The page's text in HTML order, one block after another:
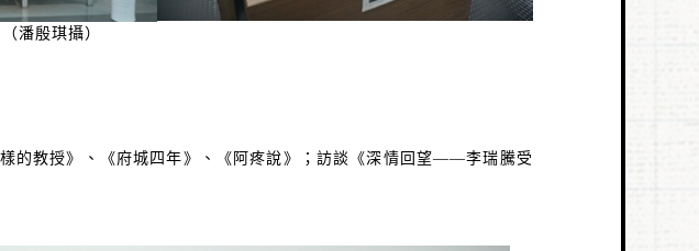
潘殷琪攝）
的教授》、《府城四年》、《阿疼說》；訪談《深情回望——李瑞騰受